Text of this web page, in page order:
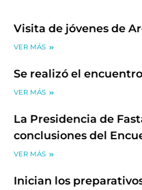
Visita de jóvenes de
VER MÁS
Se realizó el
VER MÁS
La Presidencia de
conclusiones del
VER MÁS
Inician los